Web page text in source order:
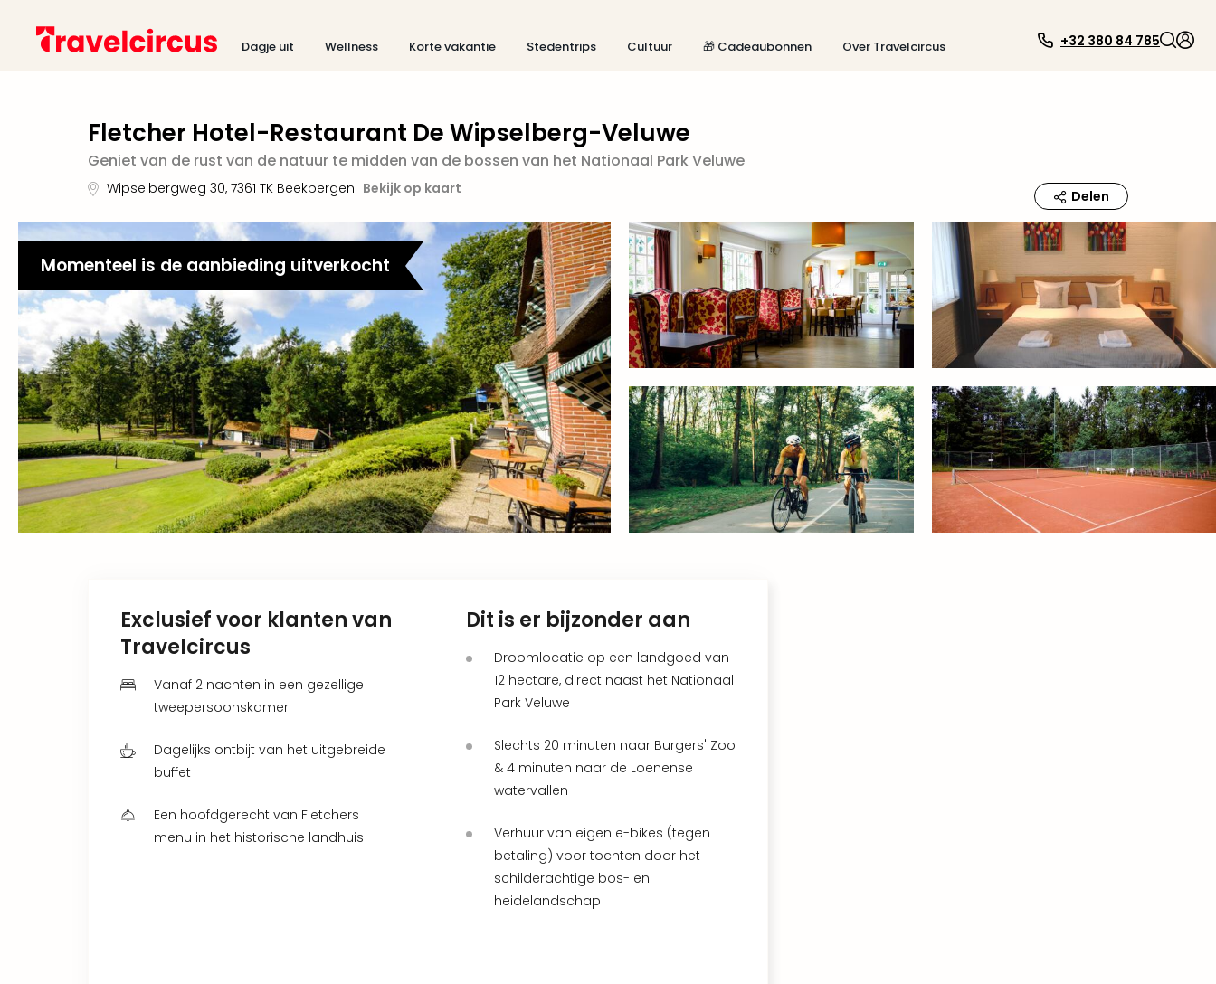
Dagje uit Wellness Korte vakantie Stedentrips Cultuur 🎁 Cadeaubonnen Over Travelcircus +32 380 84 785
Fletcher Hotel-Restaurant De Wipselberg-Veluwe
Geniet van de rust van de natuur te midden van de bossen van het Nationaal Park Veluwe
Wipselbergweg 30, 7361 TK Beekbergen Bekijk op kaart Delen
Momenteel is de aanbieding uitverkocht
Exclusief voor klanten van
Travelcircus
Vanaf 2 nachten in een gezellige
tweepersoonskamer
Dagelijks ontbijt van het uitgebreide
buffet
Een hoofdgerecht van Fletchers
menu in het historische landhuis
Dit is er bijzonder aan
Droomlocatie op een landgoed van
12 hectare, direct naast het Nationaal
Park Veluwe
Slechts 20 minuten naar Burgers' Zoo
& 4 minuten naar de Loenense
watervallen
Verhuur van eigen e-bikes (tegen
betaling) voor tochten door het
schilderachtige bos- en
heidelandschap